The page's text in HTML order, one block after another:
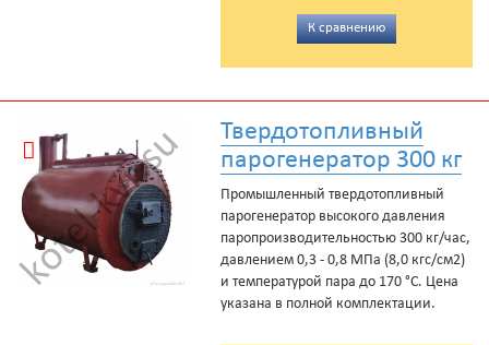
К сравнению
Твердотопливный
парогенератор 300 кг
Промышленный твердотопливный
парогенератор высокого давления
паропроизводительностью 300 кг/час,
давлением 0,3 - 0,8 МПа (8,0 кгс/см2)
и температурой пара до 170 °С. Цена
указана в полной комплектации.